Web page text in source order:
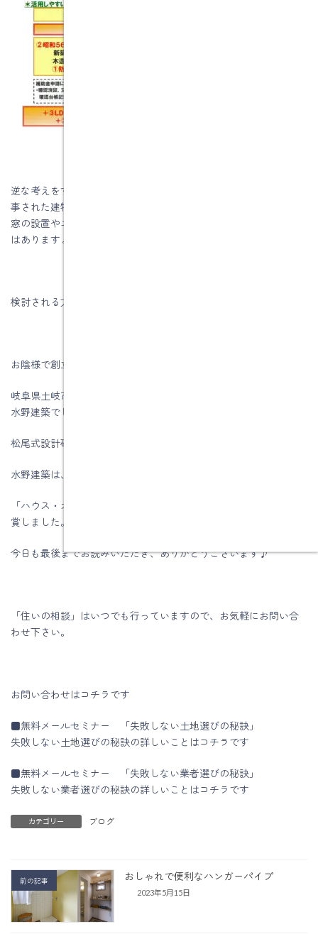
逆な考えをすれば、家の点検ができて、昭和56年6月1日以降で工
事された建物で、基礎の高さが30㎝以上あり、ＬＤＫや寝室に内
窓の設置やエコキュートの取替えを考えている方は検討する価値
はありますよ。
検討される方はお気軽にお問い合わせください。。
お陰様で創立５8周年を迎える事が出来ました。
岐阜県土岐市、注文住宅＆省エネ・快適・健康リフォーム工事の
水野建築でした。
松尾式設計研修プログラム受講して実践しています。
水野建築は、ZEHビルダー★★★★(四つ星)です
「ハウス・オブ・ザ・イヤー・イン・エナジー2019」優秀賞を受
賞しました。
今日も最後までお読みいただき、ありがとうございます♪
「住いの相談」はいつでも行っていますので、お気軽にお問い合
わせ下さい。
お問い合わせはコチラです
■無料メールセミナー 「失敗しない土地選びの秘訣」
失敗しない土地選びの秘訣の詳しいことはコチラです
■無料メールセミナー 「失敗しない業者選びの秘訣」
失敗しない業者選びの秘訣の詳しいことはコチラです
カテゴリー ブログ
前の記事 おしゃれで便利なハンガーパイプ
2023年5月15日